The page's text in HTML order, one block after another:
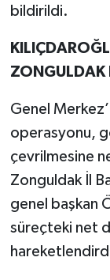
bildirildi.
ZONGULDAK
Genel
operasyonu,
çevrilmesine
Zonguldak İl
genel başkan
süreçteki net